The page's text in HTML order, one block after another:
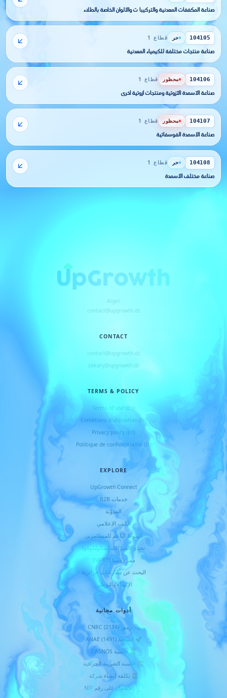
صناعة المكففات المعدنية والتركيبا ت والألوان الخاصة بالطلاء
104105 حر قطاع 1
صناعة منتجات مختلفة للكيمياء المعدنية
104106 محظور قطاع 1
صناعة الآسمدة الآزوتية ومنتجات آزوتية أخرى
104107 محظور قطاع 1
صناعة الأسمدة الفوسفاتية
104108 حر قطاع 1
صناعة مختلف الأسمدة
Alger
contact@upgrowth.dz
CONTACT
contact@upgrowth.dz
zakary@upgrowth.dz
TERMS & POLICY
Terms of use (En)
Conditions d'utilisation (Fr)
Privacy policy (En)
Politique de confidentialité (Fr)
EXPLORE
UpGrowth Connect
خدمات B2B
المدوّنة
الكيت الإعلامي
الهبوط الناعم للمستثمرين
تحدي الشركات (سكولكوفو)
ممر روسيا (IVF RT)
البحث عن ستارتابات جزائرية
الإنشاء والتوطين
أدوات مجانية
🔍 رموز CNRC (2134)
🚀 أنشطة ANAE (1491)
🧮 حاسبة CASNOS
🧮 حاسبة الضريبة الجزافية
🧮 تكلفة إنشاء شركة
🧾 الحصول على رقم NIF